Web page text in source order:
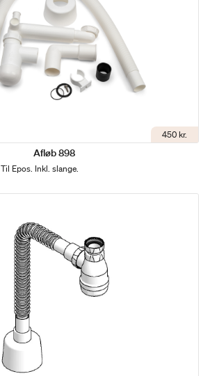
450 kr.
Afløb 898
Til Epos. Inkl. slange.